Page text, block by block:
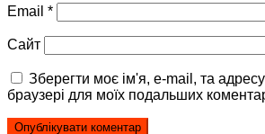
Email *
Сайт
Зберегти моє ім'я, e-mail, та
браузері для моїх подальших